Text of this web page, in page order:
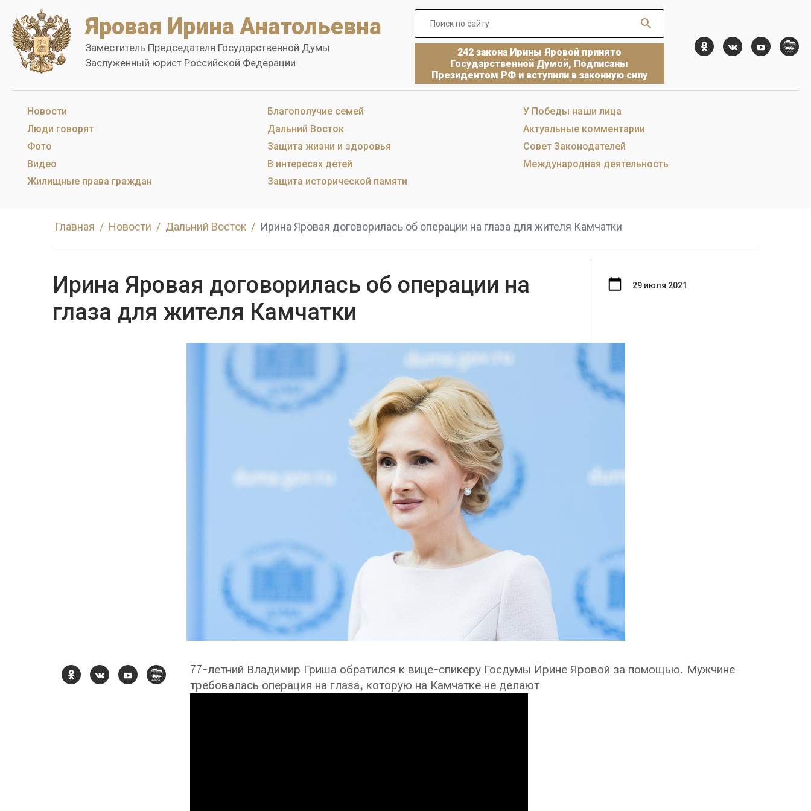
Яровая Ирина Анатольевна
Заместитель Председателя Государственной Думы
Заслуженный юрист Российской Федерации
242 закона Ирины Яровой принято
Государственной Думой, Подписаны
Президентом РФ и вступили в законную силу
Новости
Люди говорят
Фото
Видео
Жилищные права граждан
Благополучие семей
Дальний Восток
Защита жизни и здоровья
В интересах детей
Защита исторической памяти
У Победы наши лица
Актуальные комментарии
Совет Законодателей
Международная деятельность
Главная Новости Дальний Восток Ирина Яровая договорилась об операции на глаза для жителя Камчатки
Ирина Яровая договорилась об операции на
глаза для жителя Камчатки
29 июля 2021
77-летний Владимир Гриша обратился к вице-спикеру Госдумы Ирине Яровой за помощью. Мужчине
требовалась операция на глаза, которую на Камчатке не делают